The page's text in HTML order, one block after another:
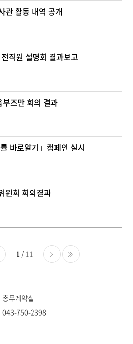
관 활동 내역 공개
직원 설명회 결과보고
즈만 회의 결과
바로알기」캠페인 실시
원회 회의결과
1 / 11
총무계약실
043-750-2398